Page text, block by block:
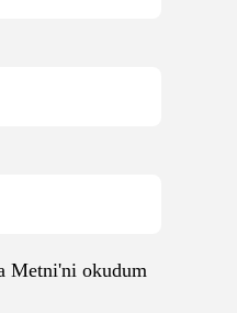
Metni'ni okudum